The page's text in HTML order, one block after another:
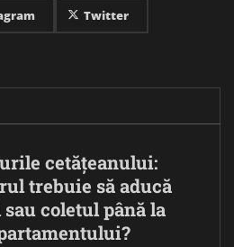
Twitter
cetățeanului:
trebuie să aducă
coletul până la